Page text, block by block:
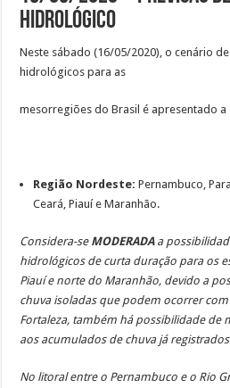
Hidrológico
Neste sábado (16/05/2020), o cenário
hidrológicos para as
mesorregiões do Brasil é apresentado a
Região Nordeste:Pernambuco,
Ceará, Piauí e Maranhão.
Considera-seMODERADA a
hidrológicos de curta duração para os
Piauí e norte do Maranhão, devido a
chuva isoladas que podem ocorrer
Fortaleza, também há possibilidade de
aos acumulados de chuva já
No litoral entre o Pernambuco e o Rio